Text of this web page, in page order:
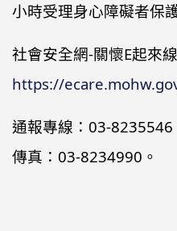
小時受理身心障礙者保
社會安全網-關懷E起來
https://
通報專線：03-
傳真：03-8234990。